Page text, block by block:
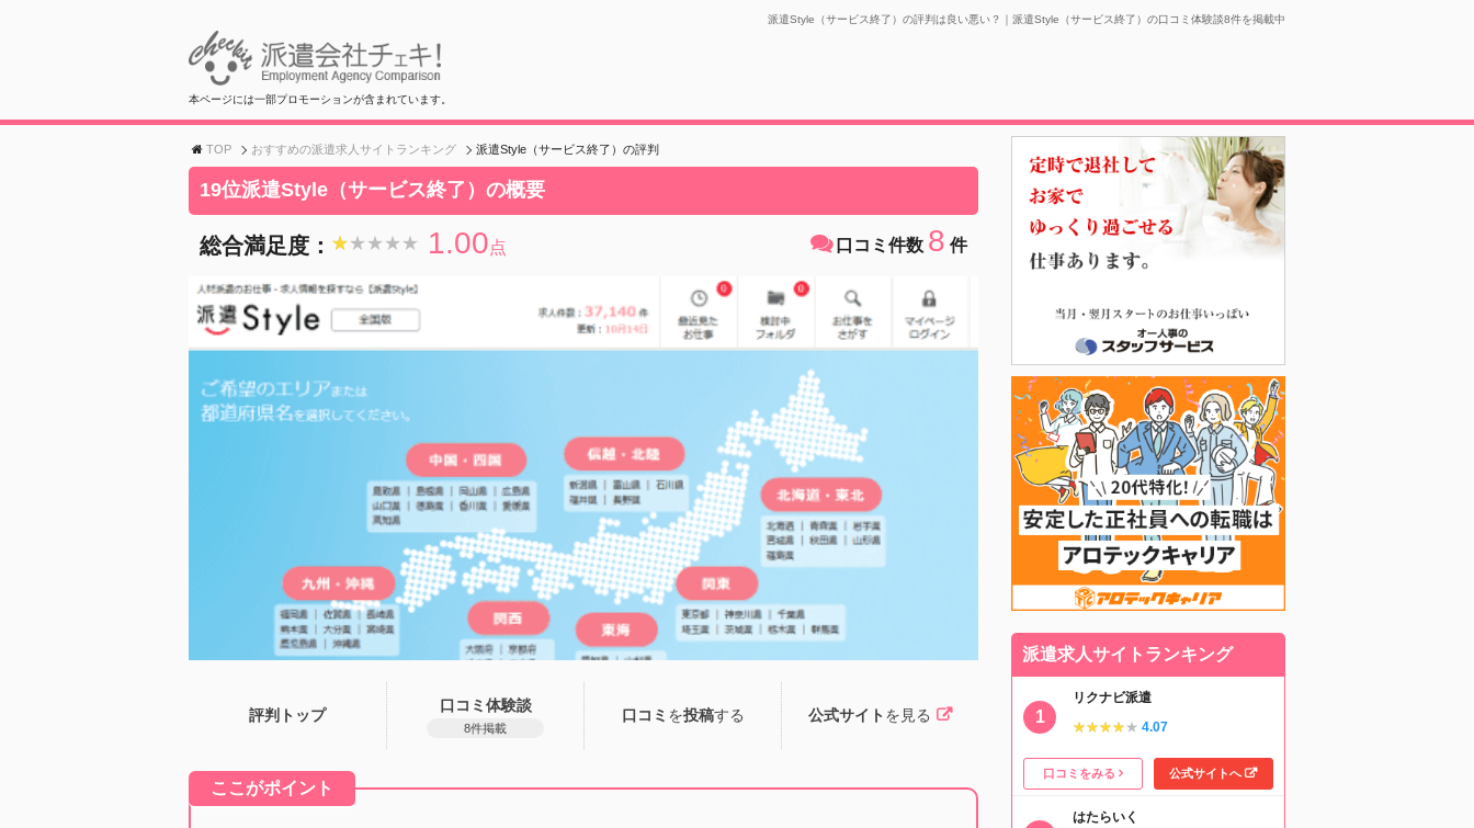
派遣Style（サービス終了）の評判は良い悪い？｜派遣Style（サービス終了）の口コミ体験談8件を掲載中
本ページには一部プロモーションが含まれています。
TOP おすすめの派遣求人サイトランキング 派遣Style（サービス終了）の評判
19位派遣Style（サービス終了）の概要
総合満足度： ★★★★★
★★★★★ 1.00点 口コミ件数 8 件
評判トップ
口コミ体験談
8件掲載
口コミ を投稿する 公式サイト を見る
ここがポイント
派遣求人サイトランキング
リクナビ派遣
★★★★★
★★★★★ 4.07
口コミをみる 公式サイトへ
はたらいく